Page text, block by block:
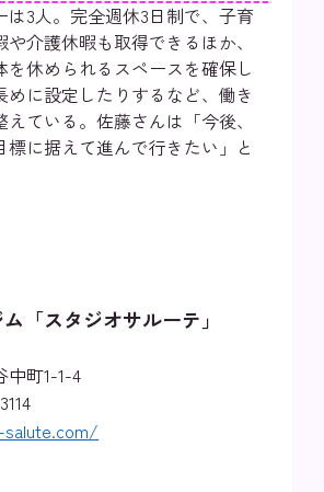
は3人。完全週休3日制で、子育
介護休暇も取得できるほか、
を休められるスペースを確保し
めに設定したりするなど、働き
ている。佐藤さんは「今後、
標に据えて進んで行きたい」と
「スタジオサルーテ」
中町1-1-4